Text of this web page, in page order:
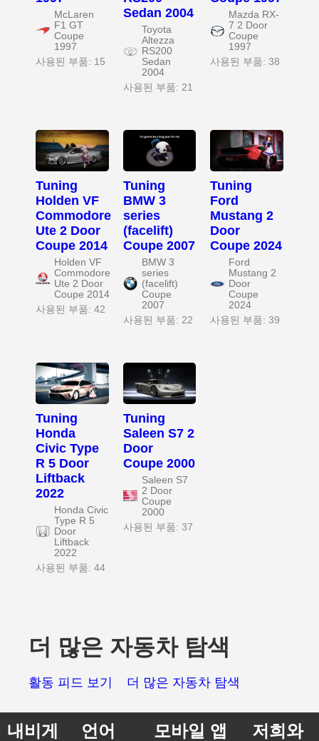
McLaren
F1 GT
Coupe
1997
사용된 부품: 15
Sedan 2004
Toyota
Altezza
RS200
Sedan
2004
사용된 부품: 21
Mazda RX-
7 2 Door
Coupe
1997
사용된 부품: 38
Tuning
Holden VF
Commodore
Ute 2 Door
Coupe 2014
Holden VF
Commodore
Ute 2 Door
Coupe 2014
사용된 부품: 42
Tuning
BMW 3
series
(facelift)
Coupe 2007
BMW 3
series
(facelift)
Coupe
2007
사용된 부품: 22
Tuning
Ford
Mustang 2
Door
Coupe 2024
Ford
Mustang 2
Door
Coupe
2024
사용된 부품: 39
Tuning
Honda
Civic Type
R 5 Door
Liftback
2022
Honda Civic
Type R 5
Door
Liftback
2022
사용된 부품: 44
Tuning
Saleen S7 2
Door
Coupe 2000
Saleen S7
2 Door
Coupe
2000
사용된 부품: 37
더 많은 자동차 탐색
활동 피드 보기 더 많은 자동차 탐색
내비게
언어 모바일 앱
저희와